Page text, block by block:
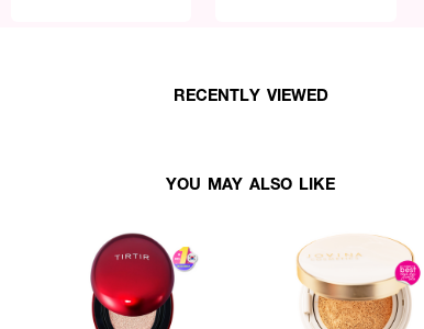
RECENTLY VIEWED
YOU MAY ALSO LIKE